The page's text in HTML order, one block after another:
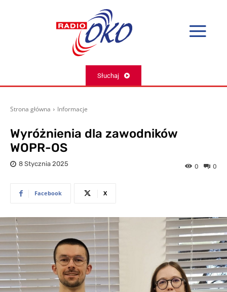
Słuchaj
Strona główna Informacje
Wyróżnienia dla zawodników
WOPR-OS
8 Stycznia 2025 0
0
Facebook X